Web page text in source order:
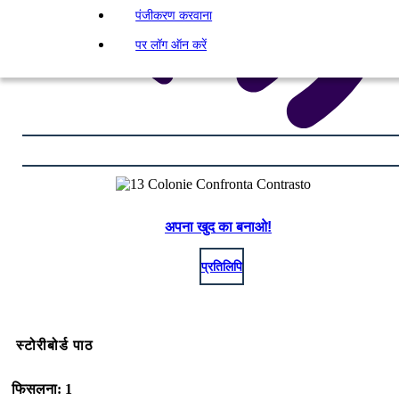
पंजीकरण करवाना
पर लॉग ऑन करें
अपना खुद का बनाओ!
प्रतिलिपि
स्टोरीबोर्ड पाठ
फिसलना: 1